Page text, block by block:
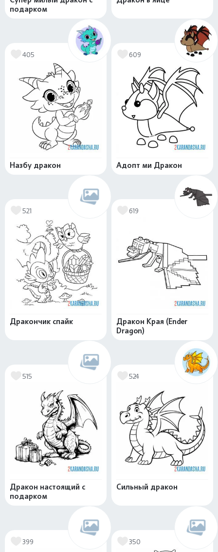
подарком
405
Назбу дракон
609
Адопт ми Дракон
521
Дракончик спайк
619
Дракон Края (Ender
Dragon)
515
Дракон настоящий с
подарком
524
Сильный дракон
399 350